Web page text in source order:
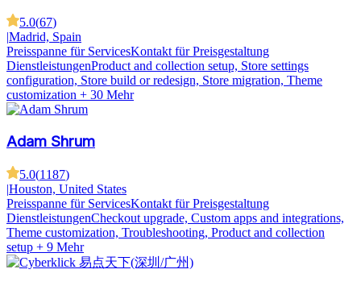
5.0(67)
|Madrid, Spain
Preisspanne für ServicesKontakt für Preisgestaltung
DienstleistungenProduct and collection setup, Store settings
configuration, Store build or redesign, Store migration, Theme
customization + 30 Mehr
Adam Shrum
5.0(1187)
|Houston, United States
Preisspanne für ServicesKontakt für Preisgestaltung
DienstleistungenCheckout upgrade, Custom apps and integrations,
Theme customization, Troubleshooting, Product and collection
setup + 9 Mehr